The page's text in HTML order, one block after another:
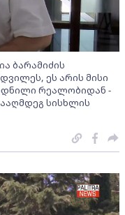
ბარამიძის
ეს არის მისი
რეალობიდან -
სისხლის